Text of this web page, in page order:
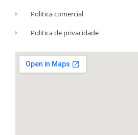
Politica comercial
Politica de privacidade